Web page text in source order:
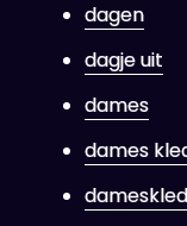
dagen
dagje uit
dames
dames